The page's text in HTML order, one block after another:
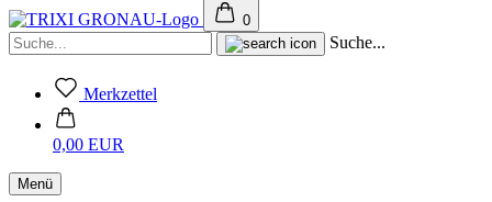
0
Suche...
Merkzettel
0,00 EUR
Menü